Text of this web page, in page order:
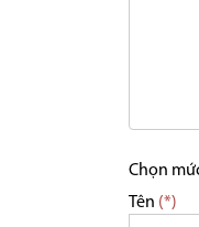
Chọn
Tên (*)